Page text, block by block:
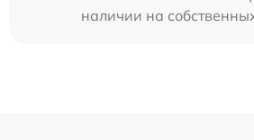
наличии на